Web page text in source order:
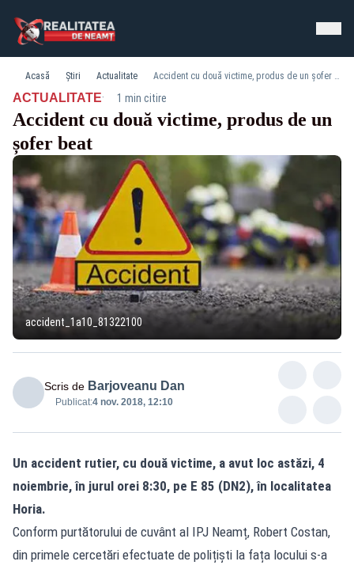
Acasă Știri Actualitate Accident cu două victime, produs de un șofer beat
ACTUALITATE· 1 min citire
Accident cu două victime, produs de un
șofer beat
accident_1a10_81322100
Scris de Barjoveanu Dan
Publicat:4 nov. 2018, 12:10
Un accident rutier, cu două victime, a avut loc astăzi, 4
noiembrie, în jurul orei 8:30, pe E 85 (DN2), în localitatea
Horia.
Conform purtătorului de cuvânt al IPJ Neamț, Robert Costan,
din primele cercetări efectuate de polițiști la fața locului s-a